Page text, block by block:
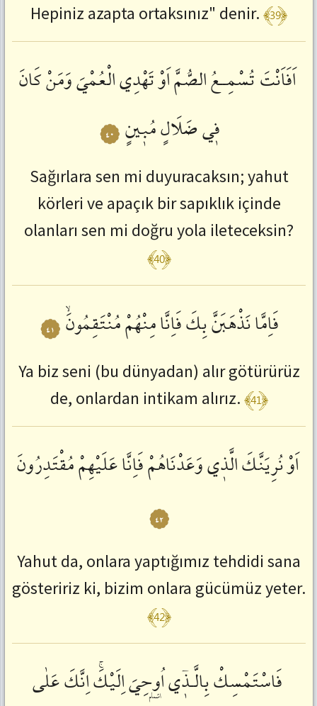
Hepiniz azapta ortaksınız" denir.﴾39﴿
اَفَاَنْتَ تُسْمِــعُالصُّمَّاَوْ تَهْدِيالْعُمْيَوَمَنْكَانَ
فٖيضَلَالٍمُبٖينٍ ٤٠
Sağırlara sen mi duyuracaksın; yahut
körleri ve apaçık bir sapıklık içinde
olanları sen mi doğru yola ileteceksin?
﴾40﴿
فَاِمَّانَذْهَبَنَّبِكَفَاِنَّامِنْهُمْمُنْتَقِمُونَۙ ٤١
Ya biz seni (bu dünyadan) alır götürürüz
de, onlardan intikam alırız.﴾41﴿
اَوْ نُرِيَنَّكَالَّذٖيوَعَدْنَاهُمْفَاِنَّاعَلَيْهِمْمُقْتَدِرُونَ
٤٢
Yahut da, onlara yaptığımız tehdidi sana
gösteririz ki, bizim onlara gücümüz yeter.
﴾42﴿
فَاسْتَمْسِكْبِالَّـذٖٓياُو۫حِيَاِلَيْكَۚاِنَّكَعَلٰى